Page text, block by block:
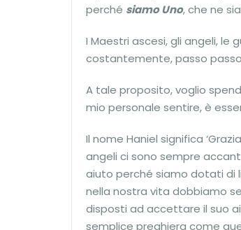
perché siamo Uno, che ne
I Maestri ascesi, gli angeli, le
costantemente, passo
A tale proposito, voglio
mio personale sentire, è
Il nome Haniel significa
angeli ci sono sempre
aiuto perché siamo dotati di
nella nostra vita dobbiamo
disposti ad accettare il suo
semplice preghiera come